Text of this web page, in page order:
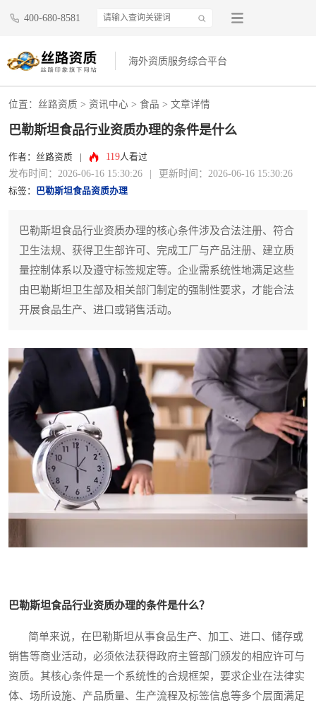
400-680-8581
海外资质服务综合平台
位置： 丝路资质 > 资讯中心 > 食品 > 文章详情
巴勒斯坦食品行业资质办理的条件是什么
作者：丝路资质 119人看过
发布时间：2026-06-16 15:30:26 更新时间：2026-06-16 15:30:26
标签： 巴勒斯坦食品资质办理
巴勒斯坦食品行业资质办理的核心条件涉及合法注册、符合
卫生法规、获得卫生部许可、完成工厂与产品注册、建立质
量控制体系以及遵守标签规定等。企业需系统性地满足这些
由巴勒斯坦卫生部及相关部门制定的强制性要求，才能合法
开展食品生产、进口或销售活动。
巴勒斯坦食品行业资质办理的条件是什么？
简单来说，在巴勒斯坦从事食品生产、加工、进口、储存或
销售等商业活动，必须依法获得政府主管部门颁发的相应许可与
资质。其核心条件是一个系统性的合规框架，要求企业在法律实
体、场所设施、产品质量、生产流程及标签信息等多个层面满足